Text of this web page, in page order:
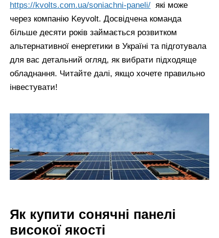
https://kvolts.com.ua/soniachni-paneli/ які може
через компанію Keyvolt. Досвідчена команда
більше десяти років займається розвитком
альтернативної енергетики в Україні та підготувала
для вас детальний огляд, як вибрати підходяще
обладнання. Читайте далі, якщо хочете правильно
інвестувати!
Як купити сонячні панелі
високої якості